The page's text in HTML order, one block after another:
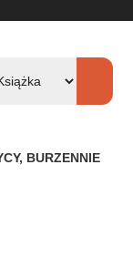
BURZENNIE